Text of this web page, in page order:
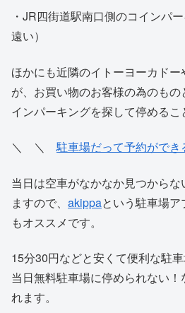
・JR四街道駅南口側のコインパ
遠い）
ほかにも近隣のイトーヨーカド
が、お買い物のお客様の為のも
インパーキングを探して停めるこ
＼ ＼駐車場だって予約ができ
当日は空車がなかなか見つから
ますので、 akippaという駐車場
もオススメです。
15分30円などと安くて便利な駐車
当日無料駐車場に停められない
れます。